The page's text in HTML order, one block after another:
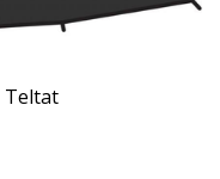
Teltat